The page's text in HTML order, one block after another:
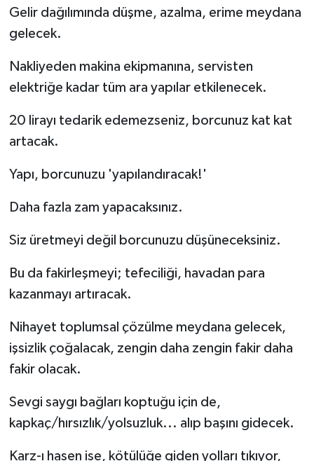
Gelir dağılımında düşme, azalma, erime meydana
gelecek.
Nakliyeden makina ekipmanına, servisten
elektriğe kadar tüm ara yapılar etkilenecek.
20 lirayı tedarik edemezseniz, borcunuz kat kat
artacak.
Yapı, borcunuzu 'yapılandıracak!'
Daha fazla zam yapacaksınız.
Siz üretmeyi değil borcunuzu düşüneceksiniz.
Bu da fakirleşmeyi; tefeciliği, havadan para
kazanmayı artıracak.
Nihayet toplumsal çözülme meydana gelecek,
işsizlik çoğalacak, zengin daha zengin fakir daha
fakir olacak.
Sevgi saygı bağları koptuğu için de,
kapkaç/hırsızlık/yolsuzluk... alıp başını gidecek.
Karz-ı hasen ise, kötülüğe giden yolları tıkıyor,